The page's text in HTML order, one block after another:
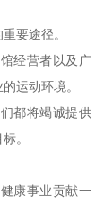
要途径。
经营者以及广
运动环境。
都将竭诚提供
。
康事业贡献一